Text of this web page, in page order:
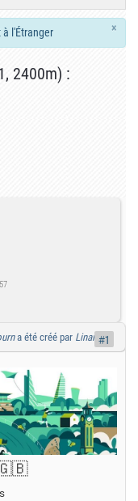
×
l'Étranger
2400m) :
a été créé par Linamix
🇬🇧
#1